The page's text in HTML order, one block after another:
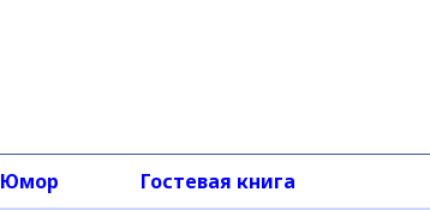
Юмор Гостевая книга